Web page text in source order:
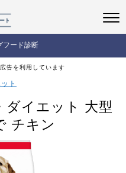
フード診断
告を利用しています
ト
ダイエット 大型
チキン